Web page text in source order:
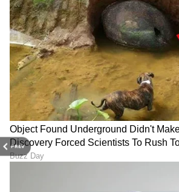
PREV
ಜೀವನೋಪಾಯವೂ ಸಿಗುತ್ತದೆ. ನಿಮ್ಮ
ನಿಮ್ಮ ಎಲ್ಲಾ ಕೆಲಸಗಳನ್ನು ಸುಲಭವಾಗಿ
ಸಹಾಯ ಮಾಡುತ್ತದೆ. ಈ ಅವಧಿಯಲ್ಲಿ
ಸಹ ಪರಿಗಣಿಸಬಹುದು.